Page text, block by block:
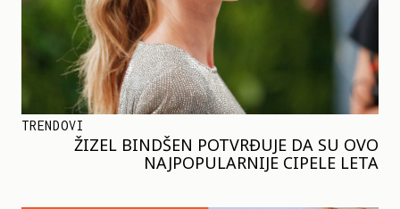
TRENDOVI
ŽIZEL BINDŠEN POTVRĐUJE DA SU OVO
NAJPOPULARNIJE CIPELE LETA